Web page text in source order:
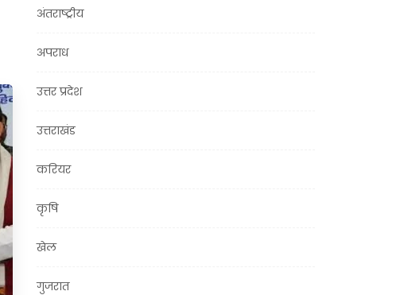
अंतराष्ट्रीय
अपराध
उत्तर प्रदेश
उत्तराखंड
करियर
कृषि
खेल
गुजरात